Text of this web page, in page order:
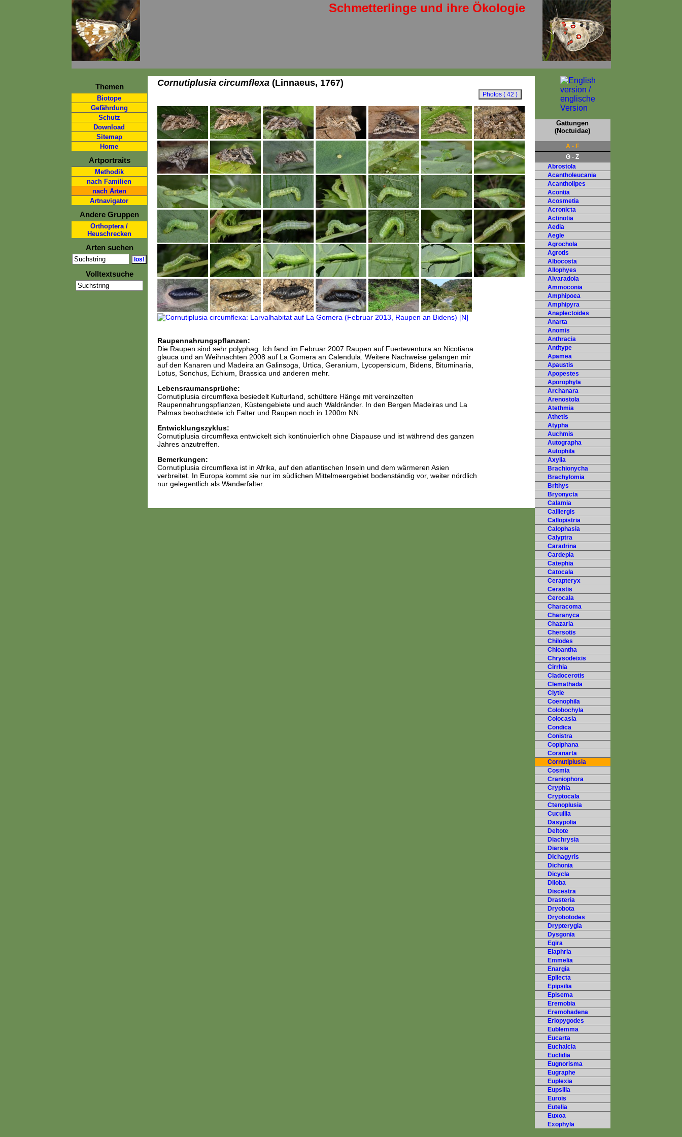
Schmetterlinge und ihre Ökologie
Themen
Biotope
Gefährdung
Schutz
Download
Sitemap
Home
Artportraits
Methodik
nach Familien
nach Arten
Artnavigator
Andere Gruppen
Orthoptera /
Heuschrecken
Arten suchen
Volltextsuche
Cornutiplusia circumflexa(Linnaeus, 1767)
Raupennahrungspflanzen:
Die Raupen sind sehr polyphag. Ich fand im Februar 2007 Raupen auf Fuerteventura an Nicotiana
glauca und an Weihnachten 2008 auf La Gomera an Calendula. Weitere Nachweise gelangen mir
auf den Kanaren und Madeira an Galinsoga, Urtica, Geranium, Lycopersicum, Bidens, Bituminaria,
Lotus, Sonchus, Echium, Brassica und anderen mehr.
Lebensraumansprüche:
Cornutiplusia circumflexa besiedelt Kulturland, schüttere Hänge mit vereinzelten
Raupennahrungspflanzen, Küstengebiete und auch Waldränder. In den Bergen Madeiras und La
Palmas beobachtete ich Falter und Raupen noch in 1200m NN.
Entwicklungszyklus:
Cornutiplusia circumflexa entwickelt sich kontinuierlich ohne Diapause und ist während des ganzen
Jahres anzutreffen.
Bemerkungen:
Cornutiplusia circumflexa ist in Afrika, auf den atlantischen Inseln und dem wärmeren Asien
verbreitet. In Europa kommt sie nur im südlichen Mittelmeergebiet bodenständig vor, weiter nördlich
nur gelegentlich als Wanderfalter.
Gattungen
(Noctuidae)
A - F
G - Z
Abrostola
Acantholeucania
Acantholipes
Acontia
Acosmetia
Acronicta
Actinotia
Aedia
Aegle
Agrochola
Agrotis
Albocosta
Allophyes
Alvaradoia
Ammoconia
Amphipoea
Amphipyra
Anaplectoides
Anarta
Anomis
Anthracia
Antitype
Apamea
Apaustis
Apopestes
Aporophyla
Archanara
Arenostola
Atethmia
Athetis
Atypha
Auchmis
Autographa
Autophila
Axylia
Brachionycha
Brachylomia
Brithys
Bryonycta
Calamia
Calliergis
Callopistria
Calophasia
Calyptra
Caradrina
Cardepia
Catephia
Catocala
Cerapteryx
Cerastis
Cerocala
Characoma
Charanyca
Chazaria
Chersotis
Chilodes
Chloantha
Chrysodeixis
Cirrhia
Cladocerotis
Clemathada
Clytie
Coenophila
Colobochyla
Colocasia
Condica
Conistra
Copiphana
Coranarta
Cornutiplusia
Cosmia
Craniophora
Cryphia
Cryptocala
Ctenoplusia
Cucullia
Dasypolia
Deltote
Diachrysia
Diarsia
Dichagyris
Dichonia
Dicycla
Diloba
Discestra
Drasteria
Dryobota
Dryobotodes
Drypterygia
Dysgonia
Egira
Elaphria
Emmelia
Enargia
Epilecta
Epipsilia
Episema
Eremobia
Eremohadena
Eriopygodes
Eublemma
Eucarta
Euchalcia
Euclidia
Eugnorisma
Eugraphe
Euplexia
Eupsilia
Eurois
Eutelia
Euxoa
Exophyla